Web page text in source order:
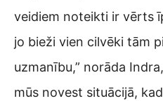
veidiem noteikti ir vērts
jo bieži vien cilvēki tām
uzmanību,” norāda
mūs novest situācijā,